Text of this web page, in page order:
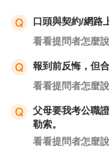
如果你急於提離職
自己的權益不會受
口頭與契約/網路
看看提問者怎麼說
報到前反悔，但
看看提問者怎麼說
父母要我考公職
勒索。
看看提問者怎麼說